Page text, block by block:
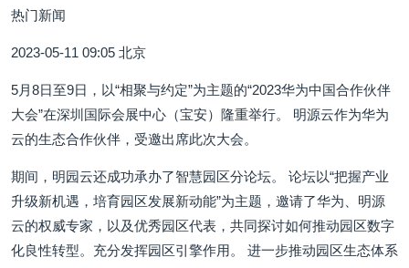
热门新闻
2023-05-11 09:05 北京
5月8日至9日，以“相聚与约定”为主题的“2023华为中国合作伙伴
大会”在深圳国际会展中心（宝安）隆重举行。 明源云作为华为
云的生态合作伙伴，受邀出席此次大会。
期间，明园云还成功承办了智慧园区分论坛。 论坛以“把握产业
升级新机遇，培育园区发展新动能”为主题，邀请了华为、明源
云的权威专家，以及优秀园区代表，共同探讨如何推动园区数字
化良性转型。充分发挥园区引擎作用。 进一步推动园区生态体系